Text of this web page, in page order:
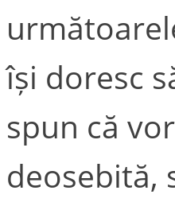
își doresc
spun că
deosebită,